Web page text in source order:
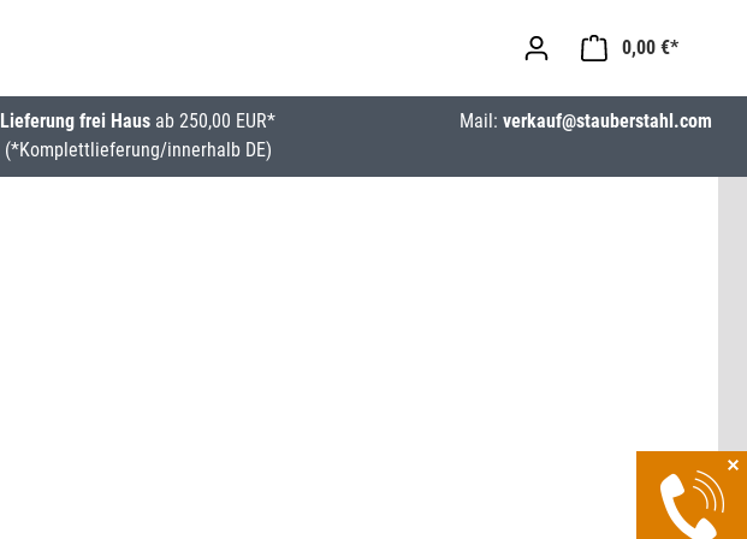
0,00 €*
Lieferung frei Haus ab 250,00 EUR*
(*Komplettlieferung/innerhalb DE)
Mail: verkauf@stauberstahl.com